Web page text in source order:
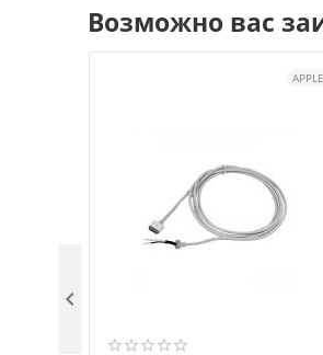
Возможно вас
APPLE
